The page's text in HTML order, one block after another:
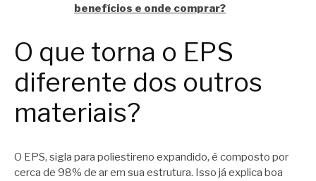
benefícios e onde comprar?
O que torna o EPS
diferente dos outros
materiais?
O EPS, sigla para poliestireno expandido, é composto por
cerca de 98% de ar em sua estrutura. Isso já explica boa